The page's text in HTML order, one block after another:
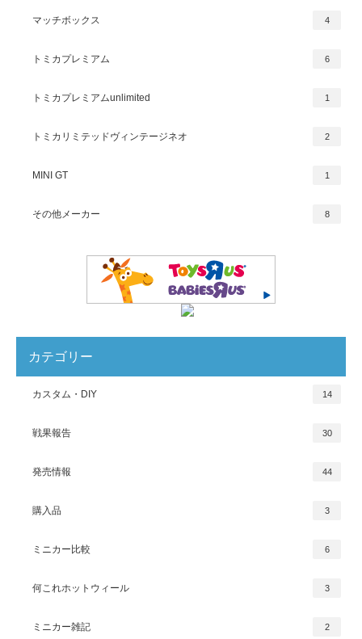
マッチボックス 4
トミカプレミアム 6
トミカプレミアムunlimited 1
トミカリミテッドヴィンテージネオ 2
MINI GT 1
その他メーカー 8
カテゴリー
カスタム・DIY 14
戦果報告 30
発売情報 44
購入品 3
ミニカー比較 6
何これホットウィール 3
ミニカー雑記 2